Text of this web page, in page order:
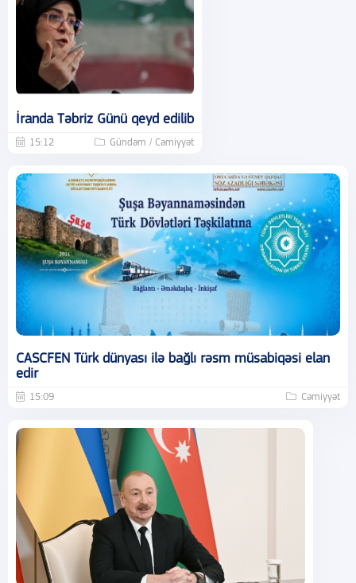
İranda Təbriz Günü qeyd edilib
15:12 Gündəm / Cəmiyyət
CASCFEN Türk dünyası ilə bağlı rəsm müsabiqəsi elan
edir
15:09 Cəmiyyət